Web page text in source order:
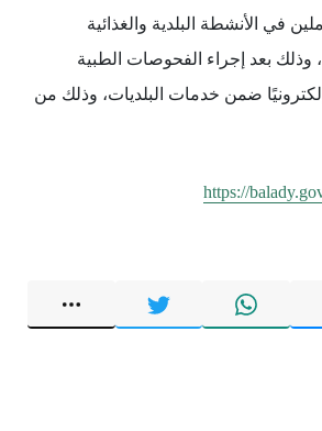
في الأنشطة البلدية والغذائية
وذلك بعد إجراء الفحوصات الطبية
إلكترونيًا ضمن خدمات البلديات، وذلك من
https://